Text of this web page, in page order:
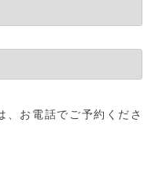
お電話でご予約くださ